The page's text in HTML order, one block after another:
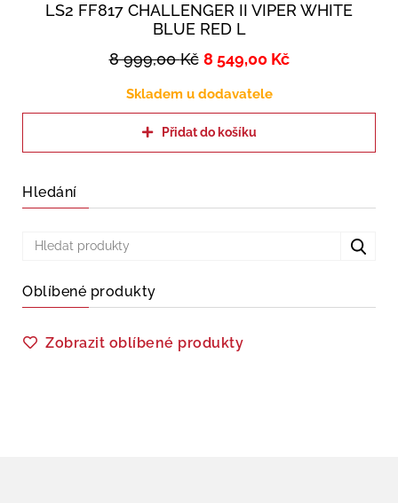
LS2 FF817 CHALLENGER II VIPER WHITE
BLUE RED L
8 999,00Kč 8 549,00 Kč
Skladem u dodavatele
Přidat do košíku
Hledání
Oblíbené produkty
Zobrazit oblíbené produkty